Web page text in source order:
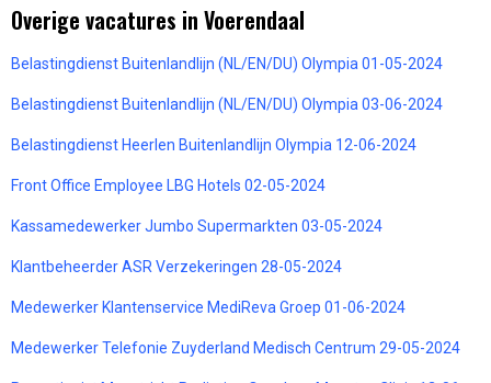
Overige vacatures in Voerendaal
Belastingdienst Buitenlandlijn (NL/EN/DU) Olympia 01-05-2024
Belastingdienst Buitenlandlijn (NL/EN/DU) Olympia 03-06-2024
Belastingdienst Heerlen Buitenlandlijn Olympia 12-06-2024
Front Office Employee LBG Hotels 02-05-2024
Kassamedewerker Jumbo Supermarkten 03-05-2024
Klantbeheerder ASR Verzekeringen 28-05-2024
Medewerker Klantenservice MediReva Groep 01-06-2024
Medewerker Telefonie Zuyderland Medisch Centrum 29-05-2024